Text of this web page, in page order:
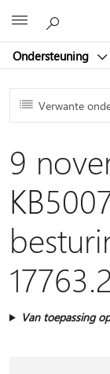
Ondersteuning
Verwante
9
Van toepassing op